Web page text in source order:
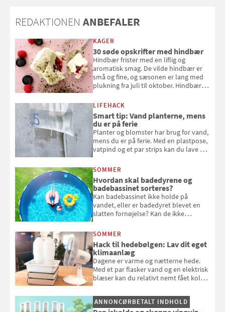
REDAKTIONEN ANBEFALER
KAGER
30 søde opskrifter med hindbær
Hindbær frister med en liflig og
aromatisk smag. De vilde hindbær er
små og fine, og sæsonen er lang med
plukning fra juli til oktober. Hindbær
kan bruge dine hindbær i alt fra
bagværk og salater til is og syltning.
LIFEHACK
Smart tip: Vand planterne, mens
du er på ferie
Planter og blomster har brug for vand,
mens du er på ferie. Med en plastpose,
vatpind og et par strips kan du lave dit
at bede naboen om at vande eller
komme hjem til døde planter
SOMMER
Hvordan skal badedyrene og
badebassinet sorteres?
Kan badebassinet ikke holde på
vandet, eller er badedyret blevet en
slatten fornøjelse? Kan de ikke
opmærksom, når du smider
badebassinet eller et badedyr ud
SOMMER
Hack til hedebølgen: Lav dit eget
klimaanlæg
Dagene er varme og nætterne hede.
Med et par flasker vand og en elektrisk
blæser kan du relativt nemt fået koldt
og se, hvordan du gør
ANNONCØRBETALT INDHOLD